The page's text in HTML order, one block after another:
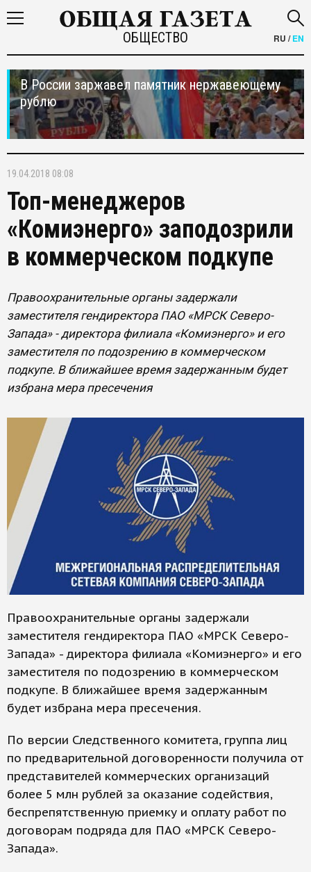
ОБЩЕСТВО RU /EN
В России заржавел памятник нержавеющему
рублю
19.04.2018 08:08
Топ-менеджеров
«Комиэнерго» заподозрили
в коммерческом подкупе
Правоохранительные органы задержали
заместителя гендиректора ПАО «МРСК Северо-
Запада» - директора филиала «Комиэнерго» и его
заместителя по подозрению в коммерческом
подкупе. В ближайшее время задержанным будет
избрана мера пресечения
Правоохранительные органы задержали
заместителя гендиректора ПАО «МРСК Северо-
Запада» - директора филиала «Комиэнерго» и его
заместителя по подозрению в коммерческом
подкупе. В ближайшее время задержанным
будет избрана мера пресечения.
По версии Следственного комитета, группа лиц
по предварительной договоренности получила от
представителей коммерческих организаций
более 5 млн рублей за оказание содействия,
беспрепятственную приемку и оплату работ по
договорам подряда для ПАО «МРСК Северо-
Запада».